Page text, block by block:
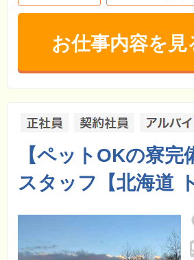
お仕事内容を見
【ペットOKの寮
スタッフ【北海道